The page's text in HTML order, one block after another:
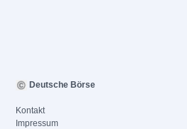
Deutsche Börse
Kontakt
Impressum